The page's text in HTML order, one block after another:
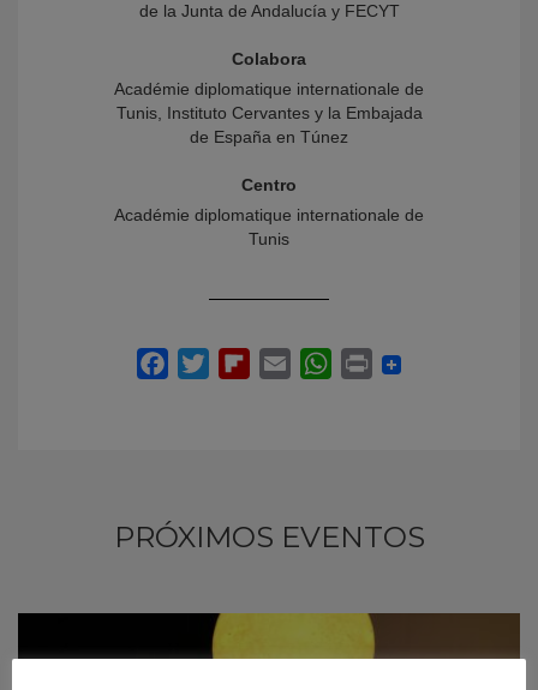
de la Junta de Andalucía y FECYT
Colabora
Académie diplomatique internationale de
Tunis, Instituto Cervantes y la Embajada
de España en Túnez
Centro
Académie diplomatique internationale de
Tunis
PRÓXIMOS EVENTOS